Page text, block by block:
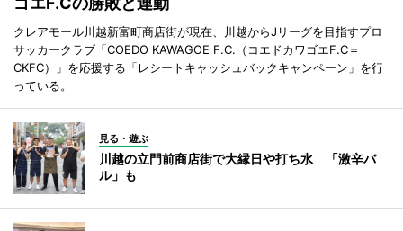
クレアモール川越新富町商店街が現在、川越からJリーグを目指すプロ
サッカークラブ「COEDO KAWAGOE F.C.（コエドカワゴエF.C＝
CKFC）」を応援する「レシートキャッシュバックキャンペーン」を行
っている。
見る・遊ぶ
川越の立門前商店街で大縁日や打ち水 「激辛バ
ル」も